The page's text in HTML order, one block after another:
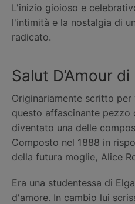
L'inizio gioioso e
l'intimità e la nostalgia di
radicato.
Salut D’Amour
Originariamente scritto
questo affascinante
diventato una delle
Composto nel 1888 in
della futura moglie, Alice
Era una studentessa di
d'amore. In cambio lui